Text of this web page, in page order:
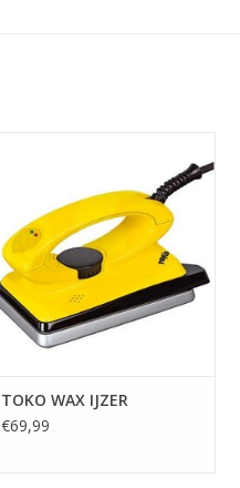
TOEVOEGEN AAN WINKELWAGEN
TOKO WAX IJZER
€69,99